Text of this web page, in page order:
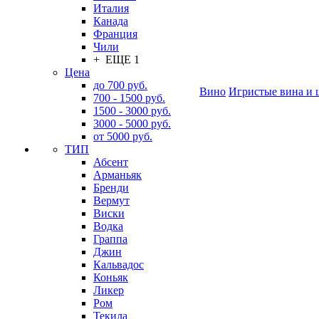
Италия
Канада
Франция
Чили
+ ЕЩЕ 1
Цена
до 700 руб.
700 - 1500 руб.
1500 - 3000 руб.
3000 - 5000 руб.
от 5000 руб.
ТИП
Абсент
Арманьяк
Бренди
Вермут
Виски
Водка
Граппа
Джин
Кальвадос
Коньяк
Ликер
Ром
Текила
Вино Игристые вина и